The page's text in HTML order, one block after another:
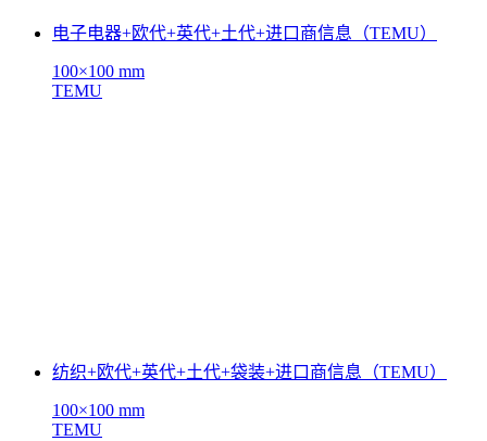
电子电器+欧代+英代+土代+进口商信息（TEMU）
100×100 mm
TEMU
纺织+欧代+英代+土代+袋装+进口商信息（TEMU）
100×100 mm
TEMU